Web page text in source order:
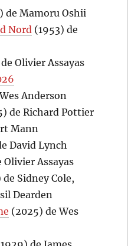
de Mamoru Oshii
Nord (1953) de
Olivier Assayas
Anderson
de Richard Pottier
Mann
David Lynch
Olivier Assayas
Sidney Cole,
Dearden
(2025) de Wes